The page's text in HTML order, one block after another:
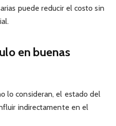
puede reducir el costo sin
en buenas
lo consideran, el estado del
indirectamente en el